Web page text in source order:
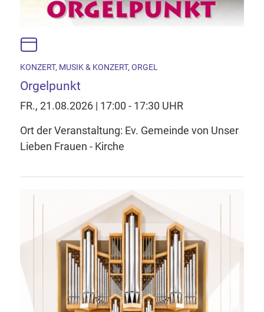
KONZERT, MUSIK & KONZERT, ORGEL
Orgelpunkt
FR., 21.08.2026 | 17:00 - 17:30 UHR
Ort der Veranstaltung: Ev. Gemeinde von Unser
Lieben Frauen - Kirche